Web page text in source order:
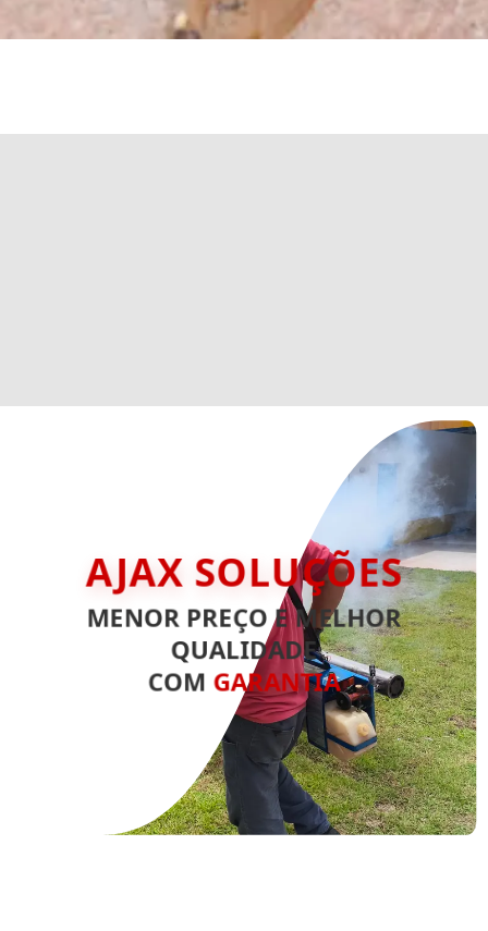
AJAX SOLUÇÕES
MENOR PREÇO E MELHOR
QUALIDADE
COM GARANTIA